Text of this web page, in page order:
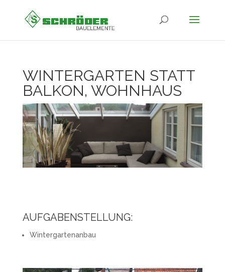
WINTERGARTEN STATT
BALKON, WOHNHAUS
AUFGABENSTELLUNG:
Wintergartenanbau